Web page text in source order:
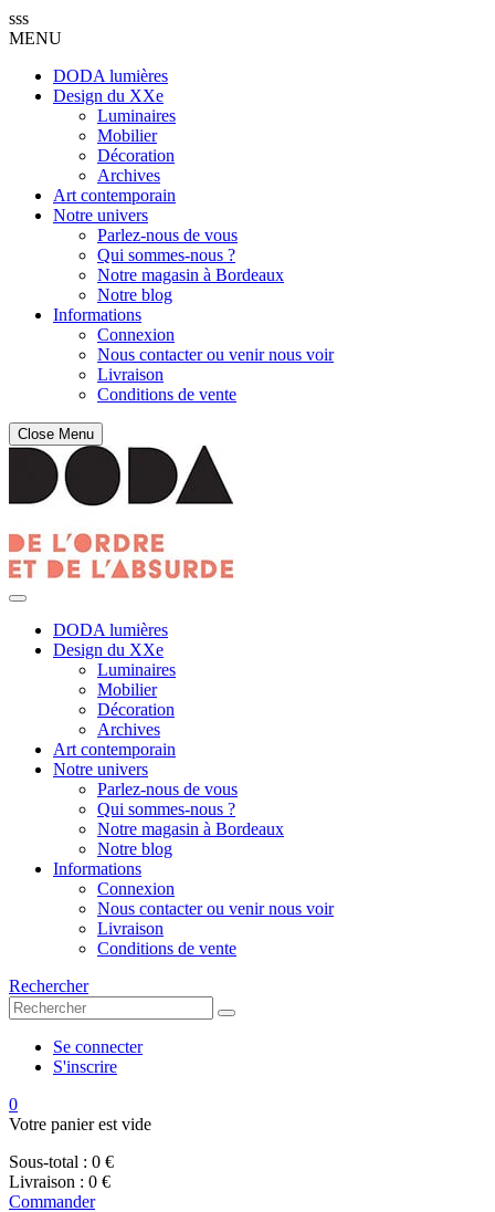
sss
MENU
DODA lumières
Design du XXe
Luminaires
Mobilier
Décoration
Archives
Art contemporain
Notre univers
Parlez-nous de vous
Qui sommes-nous ?
Notre magasin à Bordeaux
Notre blog
Informations
Connexion
Nous contacter ou venir nous voir
Livraison
Conditions de vente
Close Menu
DODA lumières
Design du XXe
Luminaires
Mobilier
Décoration
Archives
Art contemporain
Notre univers
Parlez-nous de vous
Qui sommes-nous ?
Notre magasin à Bordeaux
Notre blog
Informations
Connexion
Nous contacter ou venir nous voir
Livraison
Conditions de vente
Rechercher
Se connecter
S'inscrire
0
Votre panier est vide
Sous-total : 0 €
Livraison : 0 €
Commander